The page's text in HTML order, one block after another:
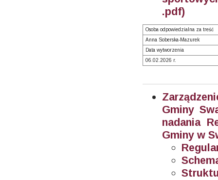
.pdf)
Osoba odpowiedzialna za treść
Anna Soberska-Mazurek
Data wytworzenia
06.02.2026 r.
Gminy
nadania
Gminy w